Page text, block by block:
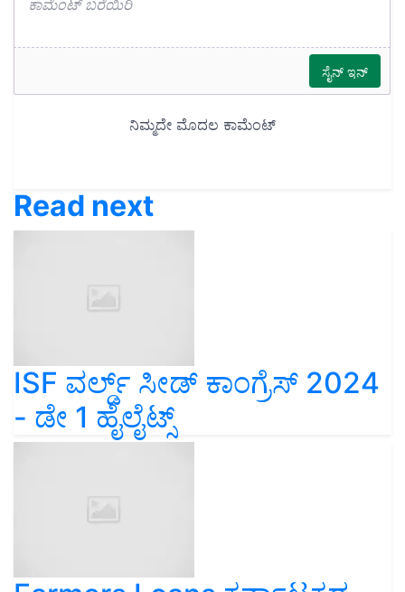
Read next
ISF ವರ್ಲ್ಡ್ ಸೀಡ್ ಕಾಂಗ್ರೆಸ್ 2024
- ಡೇ 1 ಹೈಲೈಟ್ಸ್‌